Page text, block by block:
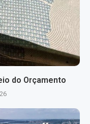
do Orçamento